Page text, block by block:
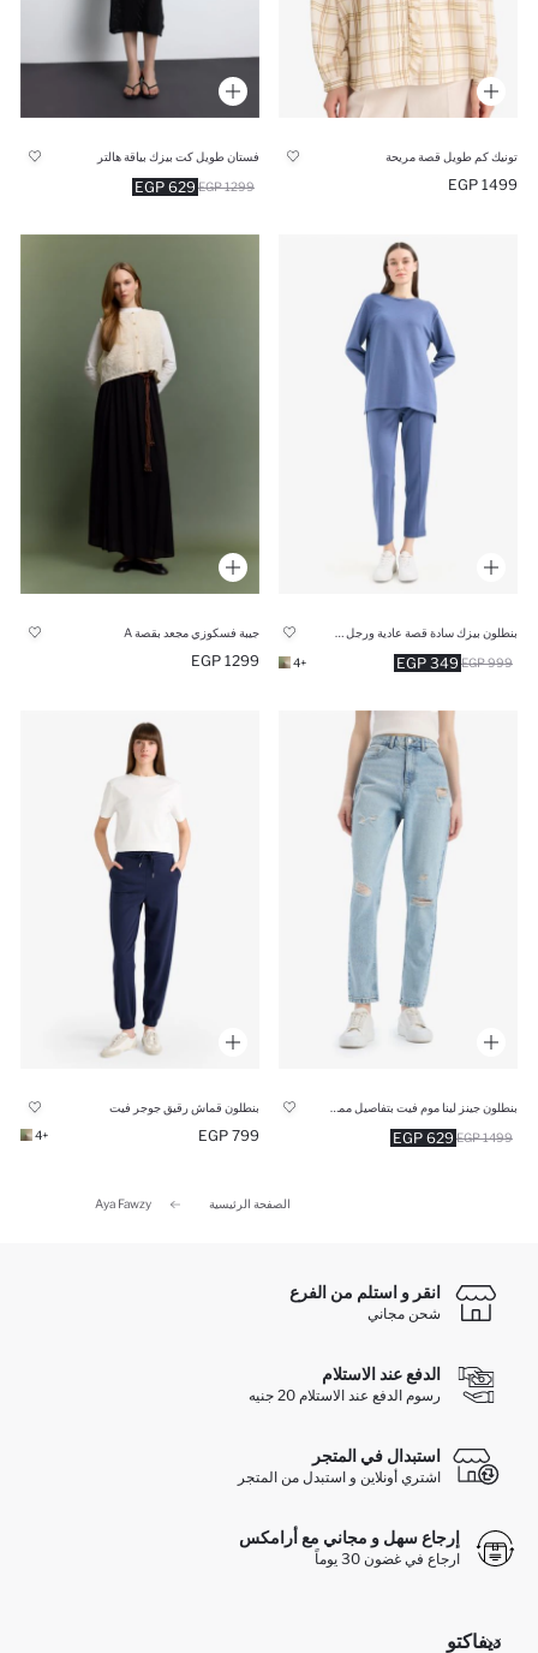
تونيك كم طويل قصة مريحة
1499 EGP
فستان طويل كت بيزك بياقة هالتر
629 EGP 1299 EGP
349 EGP 999 EGP
+4
جيبة فسكوزي مجعد بقصة A
1299 EGP
629 EGP 1499 EGP
بنطلون قماش رقيق جوجر فيت
799 EGP
+4
الصفحة الرئيسية Aya Fawzy
انقر و استلم من الفرع
شحن مجاني
الدفع عند الاستلام
رسوم الدفع عند الاستلام 20 جنيه
استبدال في المتجر
اشتري أونلاين و استبدل من المتجر
إرجاع سهل و مجاني مع أرامكس
ارجاع في غضون 30 يوماً
ديفاكتو